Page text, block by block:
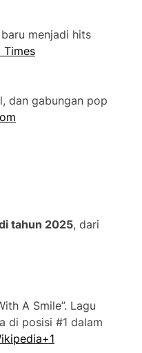
menjadi hits
Times
dan gabungan pop
tahun 2025, dari
A Smile”. Lagu
di posisi #1 dalam